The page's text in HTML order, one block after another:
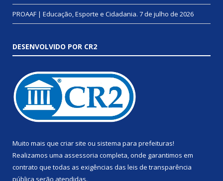
PROAAF | Educação, Esporte e Cidadania. 7 de julho de 2026
DESENVOLVIDO POR CR2
Muito mais que criar site ou sistema para prefeituras!
Realizamos uma assessoria completa, onde garantimos em
contrato que todas as exigências das leis de transparência
pública serão atendidas.